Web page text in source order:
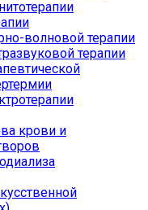
волновой терапии
терапии
крови и